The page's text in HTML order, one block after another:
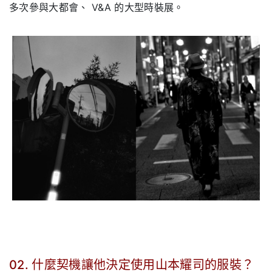
多次參與大都會、 V&A 的大型時裝展。
02. 什麼契機讓他決定使用山本耀司的服裝？